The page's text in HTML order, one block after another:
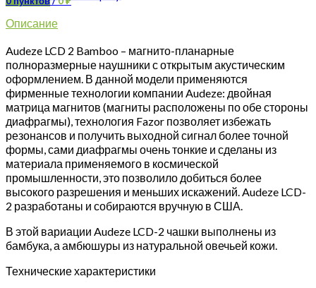
Описание
Audeze LCD 2 Bamboo – магнито-планарные
полноразмерные наушники с открытым акустическим
оформлением. В данной модели применяются
фирменные технологии компании Audeze: двойная
матрица магнитов (магниты расположены по обе стороны
диафрагмы), технология Fazor позволяет избежать
резонансов и получить выходной сигнал более точной
формы, сами диафрагмы очень тонкие и сделаны из
материала применяемого в космической
промышленности, это позволило добиться более
высокого разрешения и меньших искажений. Audeze LCD-
2 разработаны и собираются вручную в США.
В этой вариации Audeze LCD-2 чашки выполнены из
бамбука, а амбюшуры из натуральной овечьей кожи.
Технические характеристики